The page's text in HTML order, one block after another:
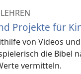
Projekte für
von Videos
die Bibel
vermitteln.